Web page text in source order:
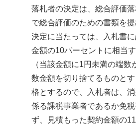
落札者の決定は、総合評価
で総合評価のための書類を
決定に当たっては、入札書
金額の10パーセントに相当
（当該金額に1円未満の端
数金額を切り捨てるものと
格とするので、入札者は、
係る課税事業者であるか免
ず、見積もった契約金額の